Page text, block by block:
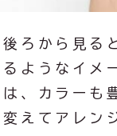
後ろから見る
るようなイメ
は、カラーも
変えてアレン